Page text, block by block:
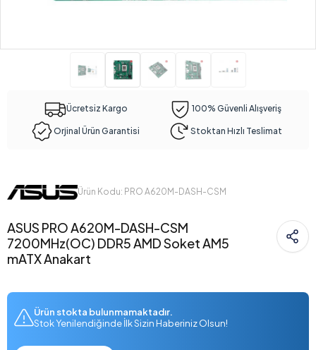
Ücretsiz Kargo 100% Güvenli Alışveriş
Orjinal Ürün Garantisi Stoktan Hızlı Teslimat
Ürün Kodu: PRO A620M-DASH-CSM
ASUS PRO A620M-DASH-CSM
7200MHz(OC) DDR5 AMD Soket AM5
mATX Anakart
Ürün stokta bulunmamaktadır.
Stok Yenilendiğinde İlk Sizin Haberiniz Olsun!